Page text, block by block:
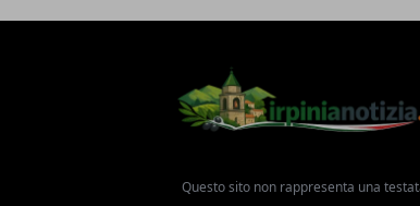
Questo sito non rappresenta una